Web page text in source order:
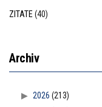
ZITATE (40)
Archiv
2026 (213)